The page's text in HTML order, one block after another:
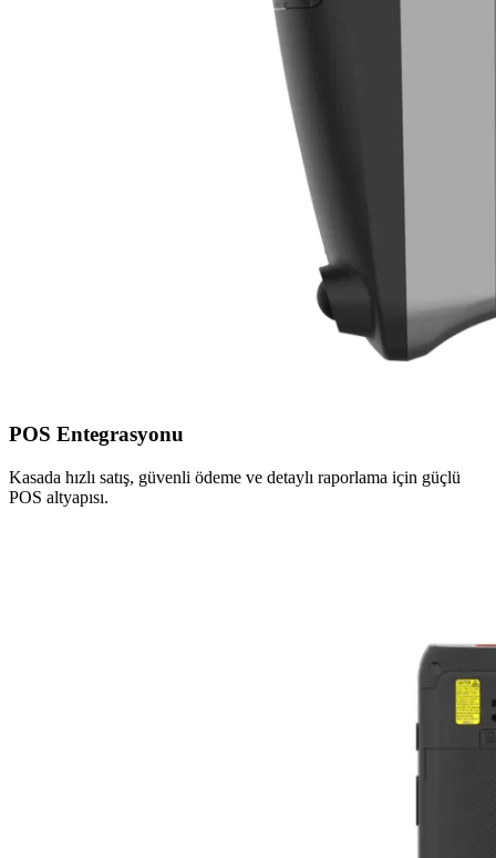
POS Entegrasyonu
Kasada hızlı satış, güvenli ödeme ve detaylı raporlama için güçlü
POS altyapısı.